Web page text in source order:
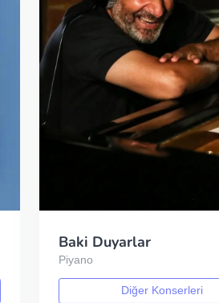
Baki Duyarlar
Piyano
Diğer Konserleri